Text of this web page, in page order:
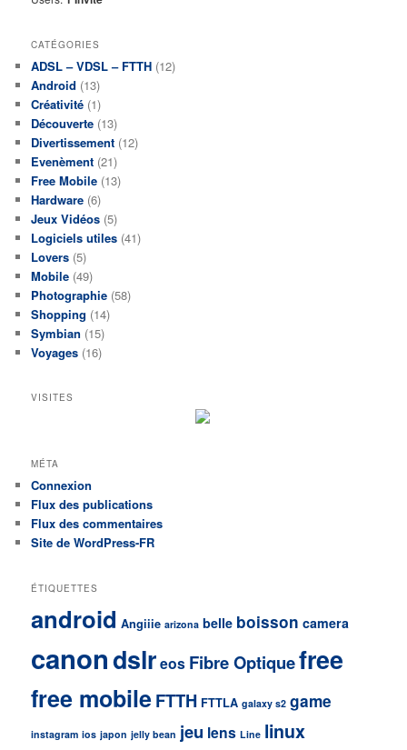
CATÉGORIES
ADSL – VDSL – FTTH (12)
Android (13)
Créativité (1)
Découverte (13)
Divertissement (12)
Evenèment (21)
Free Mobile (13)
Hardware (6)
Jeux Vidéos (5)
Logiciels utiles (41)
Lovers (5)
Mobile (49)
Photographie (58)
Shopping (14)
Symbian (15)
Voyages (16)
VISITES
MÉTA
Connexion
Flux des publications
Flux des commentaires
Site de WordPress-FR
ÉTIQUETTES
android Angiiie arizona belle boisson camera
canondslreos Fibre Optiquefree
free mobileFTTH FTTLA galaxy s2 game
instagram ios japon jelly bean jeu lens Line linux